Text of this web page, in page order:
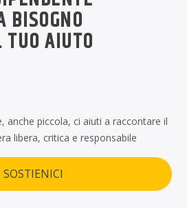
BISOGNO
TUO AIUTO
anche piccola, ci aiuti a raccontare il
libera, critica e responsabile
SOSTIENICI